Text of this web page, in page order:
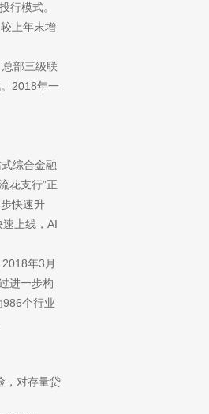
行模式。
上年末增
部三级联
2018年一
综合金融
花支行”正
快速升
上线，AI
2018年3月
进一步构
986个行业
，对存量贷